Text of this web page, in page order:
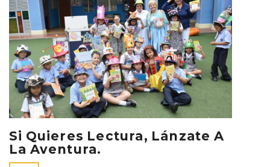
Si Quieres Lectura, Lánzate A
La Aventura.